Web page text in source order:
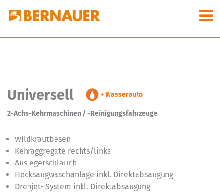
Universell + Wasserauto
2-Achs-Kehrmaschinen / -Reinigungsfahrzeuge
Wildkrautbesen
Kehraggregate rechts/links
Auslegerschlauch
Hecksaugwaschanlage inkl. Direktabsaugung
Drehjet- System inkl. Direktabsaugung